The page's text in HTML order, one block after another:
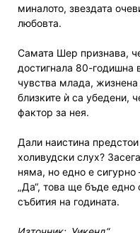
миналото, звездата
любовта.
Самата Шер признава,
достигнала 80-годишна
чувства млада, жизнена
близките ѝ са убедени,
фактор за нея.
Дали наистина
холивудски слух?
няма, но едно е
„Да“, това ще бъде едно
събития на годината.